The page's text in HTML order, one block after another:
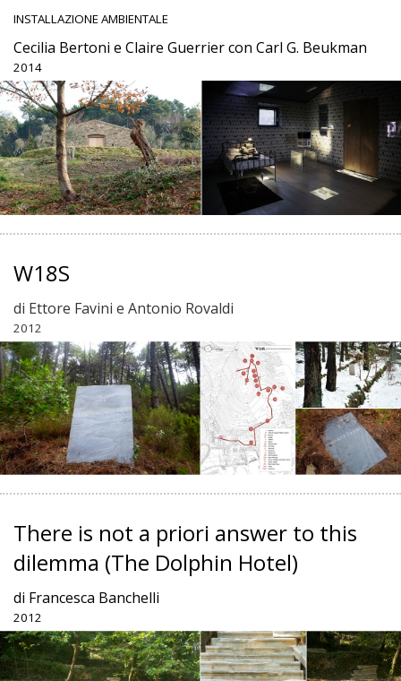
INSTALLAZIONE AMBIENTALE
Cecilia Bertoni e Claire Guerrier con Carl G. Beukman
2014
W18S
di Ettore Favini e Antonio Rovaldi
2012
There is not a priori answer to this
dilemma (The Dolphin Hotel)
di Francesca Banchelli
2012